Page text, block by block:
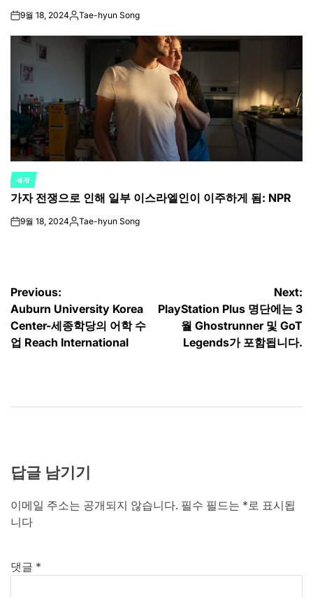
on9월 18, 2024Posted
Tae-hyun Song
POSTED
IN
세계
가자 전쟁으로 인해 일부 이스라엘인이 이주하게 됨: NPR
on9월 18, 2024Posted
Tae-hyun Song
글
탐
색
Previous:
Auburn University Korea
Center-세종학당의 어학 수
업 Reach International
Next:
PlayStation Plus 명단에는 3
월 Ghostrunner 및 GoT
Legends가 포함됩니다.
답글 남기기
이메일 주소는 공개되지 않습니다. 필수 필드는 *로 표시됩
니다
댓글 *